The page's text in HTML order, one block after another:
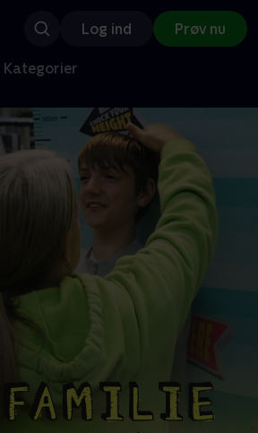
Log ind Prøv nu
Kategorier